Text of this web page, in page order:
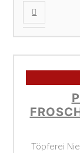
Töpferei